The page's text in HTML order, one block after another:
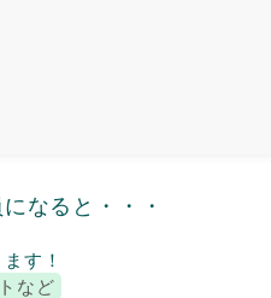
なると・・・
す！
など